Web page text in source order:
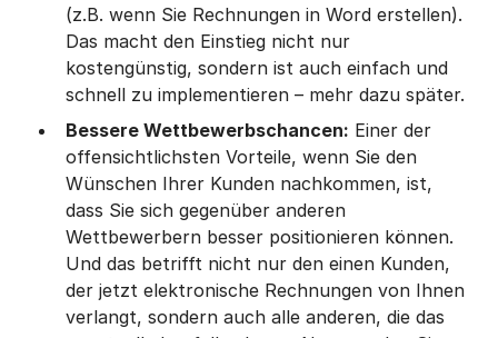
(z.B. wenn Sie Rechnungen in Word erstellen).
Das macht den Einstieg nicht nur
kostengünstig, sondern ist auch einfach und
schnell zu implementieren – mehr dazu später.
Bessere Wettbewerbschancen: Einer der
offensichtlichsten Vorteile, wenn Sie den
Wünschen Ihrer Kunden nachkommen, ist,
dass Sie sich gegenüber anderen
Wettbewerbern besser positionieren können.
Und das betrifft nicht nur den einen Kunden,
der jetzt elektronische Rechnungen von Ihnen
verlangt, sondern auch alle anderen, die das